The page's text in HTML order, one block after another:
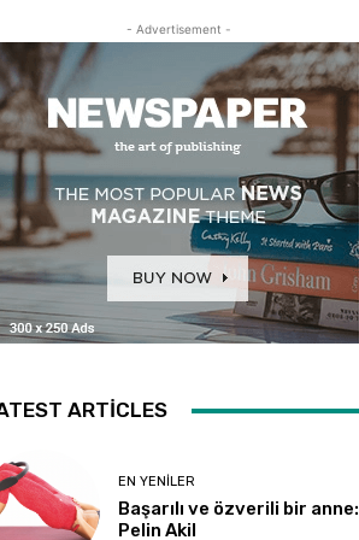
- Advertisement -
ARTICLES
EN YENILER
Başarılı ve özverili bir anne:
Pelin Akil